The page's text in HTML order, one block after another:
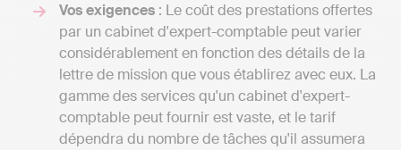
Vos exigences : Le coût des prestations offertes
par un cabinet d'expert-comptable peut varier
considérablement en fonction des détails de la
lettre de mission que vous établirez avec eux. La
gamme des services qu'un cabinet d'expert-
comptable peut fournir est vaste, et le tarif
dépendra du nombre de tâches qu'il assumera